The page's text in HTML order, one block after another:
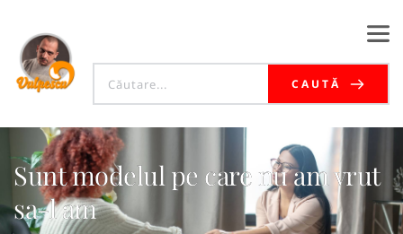
CAUTĂ
Sunt modelul pe care nu am vrut
sa-l am